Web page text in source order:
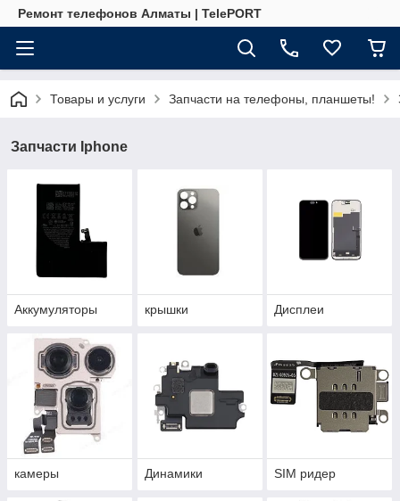
Ремонт телефонов Алматы | TelePORT
Товары и услуги Запчасти на телефоны, планшеты!
Запчасти Iphone
Аккумуляторы крышки Дисплеи
камеры Динамики SIM ридер